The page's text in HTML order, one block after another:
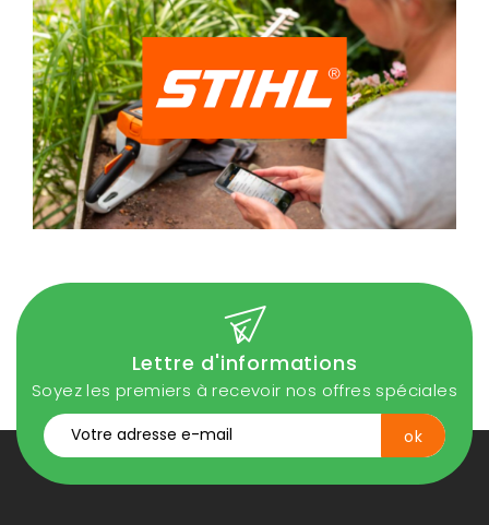
Lettre d'informations
Soyez les premiers à recevoir nos offres spéciales